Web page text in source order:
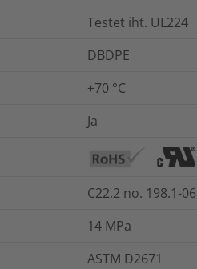
Testet iht. UL224
DBDPE
+70 °C
Ja
C22.2 no. 198.1-06
14 MPa
ASTM D2671